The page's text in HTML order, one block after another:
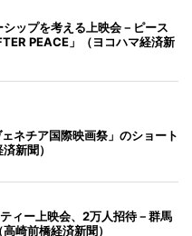
ップを考える上映会－ピース
PEACE」（ヨコハマ経済新
ネチア国際映画祭」のショート
新聞）
ィー上映会、2万人招待－群馬
崎前橋経済新聞）